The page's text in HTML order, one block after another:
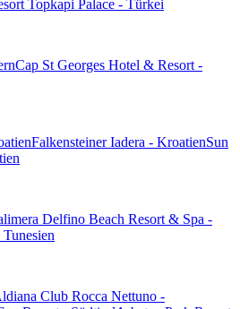
Topkapi Palace - Türkei
Cap St Georges Hotel & Resort -
Falkensteiner Iadera - KroatienSun
Delfino Beach Resort & Spa -
Club Rocca Nettuno -